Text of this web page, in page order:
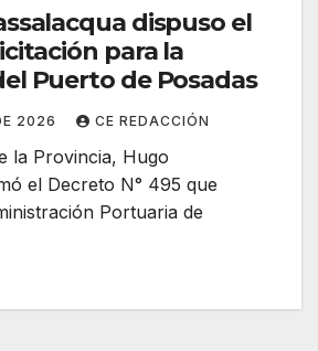
dispuso el
para la
Puerto de Posadas
2026 CE REDACCIÓN
la Provincia, Hugo
el Decreto N° 495 que
Portuaria de